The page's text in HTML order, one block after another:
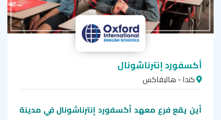
أكسفورد إنترناشونال
كندا - هاليفاكس
أين يقع فرع معهد أكسفورد إنترناشونال في مدينة